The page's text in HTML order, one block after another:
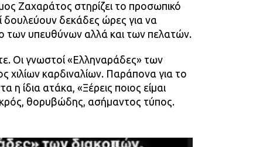
Ζαχαράτος στηρίζει το προσωπικό
δουλεύουν δεκάδες ώρες για να
των υπευθύνων αλλά και των πελατών.
Οι γνωστοί «Ελληναράδες» των
χιλίων καρδιναλίων. Παράπονα για το
η ίδια ατάκα, «Ξέρεις ποιος είμαι
θορυβώδης, ασήμαντος τύπος.